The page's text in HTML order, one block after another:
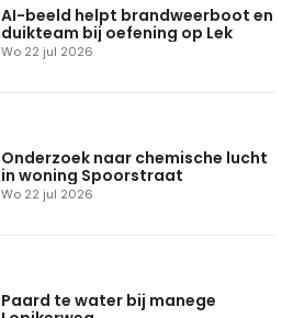
Wo 22 jul 2026
AI-beeld helpt brandweerboot en
duikteam bij oefening op Lek
Wo 22 jul 2026
Onderzoek naar chemische lucht
in woning Spoorstraat
Paard te water bij manege